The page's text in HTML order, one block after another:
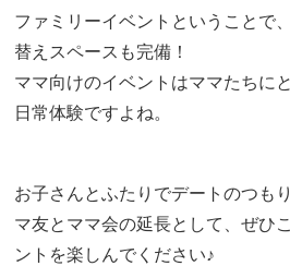
ファミリーイベントということで
替えスペースも完備！
ママ向けのイベントはママたちに
日常体験ですよね。
お子さんとふたりでデートのつも
マ友とママ会の延長として、ぜひ
ントを楽しんでください♪